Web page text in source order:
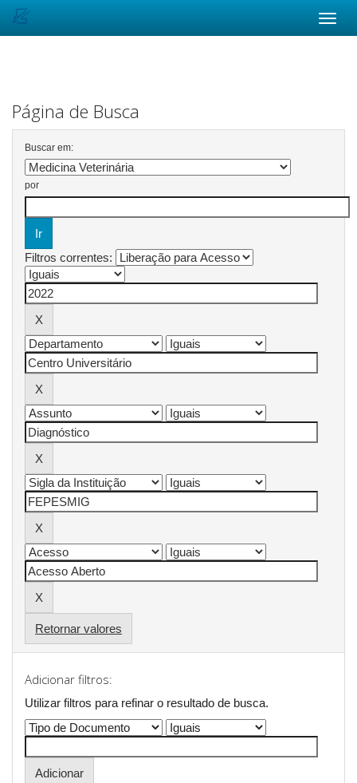
Página de Busca
Buscar em:
por
Filtros correntes:
Retornar valores
Adicionar filtros:
Utilizar filtros para refinar o resultado de busca.